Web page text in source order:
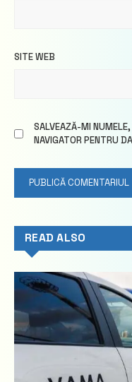
SITE WEB
SALVEAZĂ-MI
NAVIGATOR PENTRU
READ ALSO